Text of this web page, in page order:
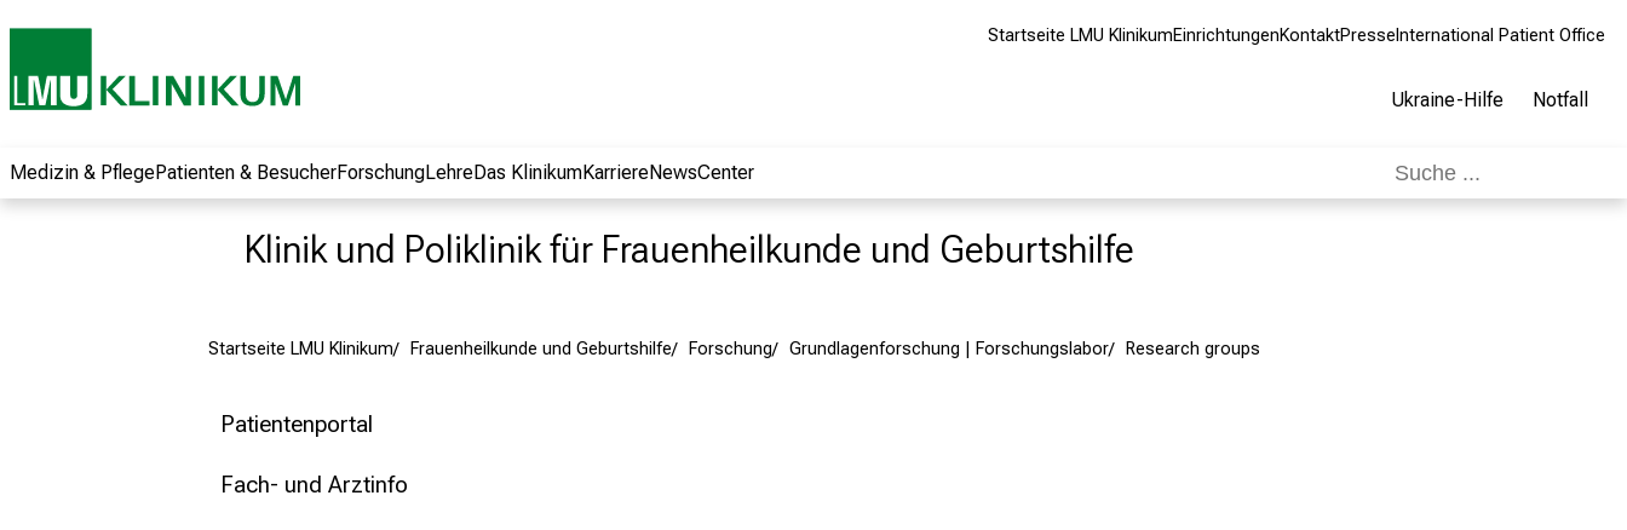
Startseite LMU KlinikumEinrichtungenKontaktPresse International Patient Office
Ukraine-Hilfe Notfall
Medizin & PflegePatienten & BesucherForschungLehreDas KlinikumKarriereNewsCenter
Klinik und Poliklinik für Frauenheilkunde und Geburtshilfe
Startseite LMU Klinikum Frauenheilkunde und Geburtshilfe Forschung Grundlagenforschung | Forschungslabor Research groups
Patientenportal
Fach- und Arztinfo
Informationen zu
Jobs, Ausbildungen
Weiterbildungen.
Kommen Sie
begeistern – ganz
ohne Anmeldung.